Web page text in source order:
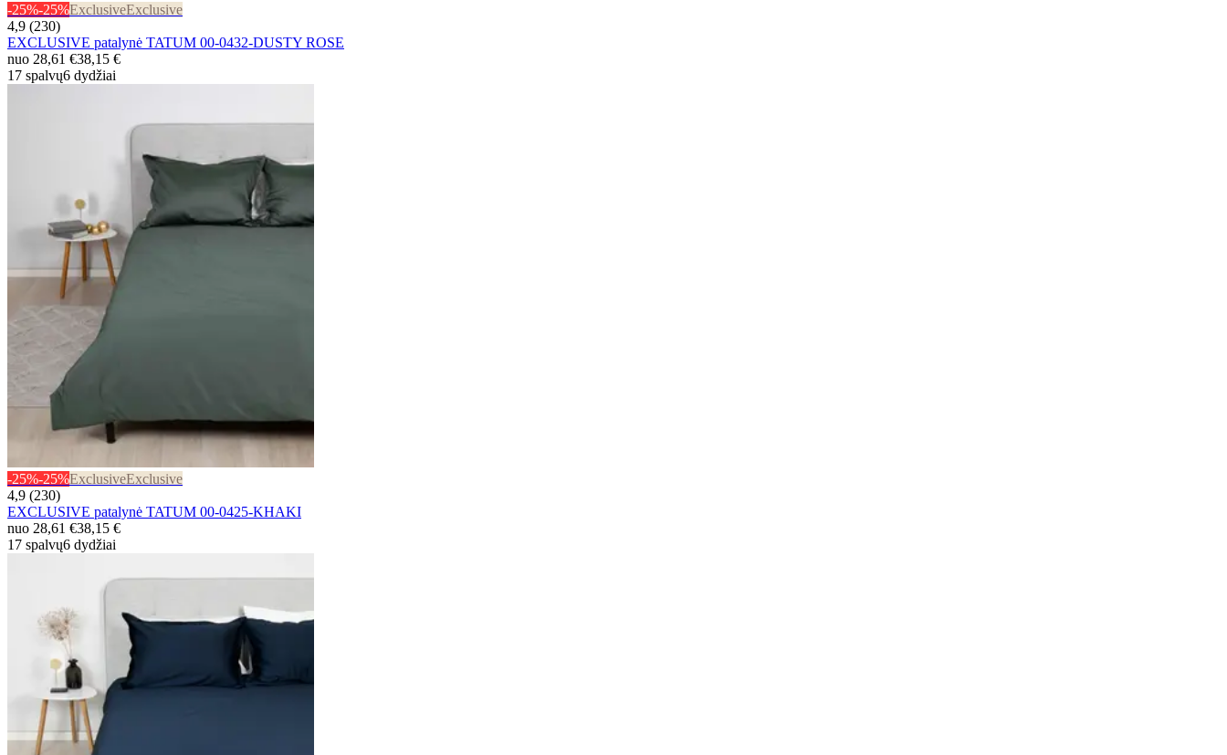
-25%-25%ExclusiveExclusive
4,9 (230)
EXCLUSIVE patalynė TATUM 00-0432-DUSTY ROSE
nuo 28,61 €38,15 €
17 spalvų6 dydžiai
-25%-25%ExclusiveExclusive
4,9 (230)
EXCLUSIVE patalynė TATUM 00-0425-KHAKI
nuo 28,61 €38,15 €
17 spalvų6 dydžiai